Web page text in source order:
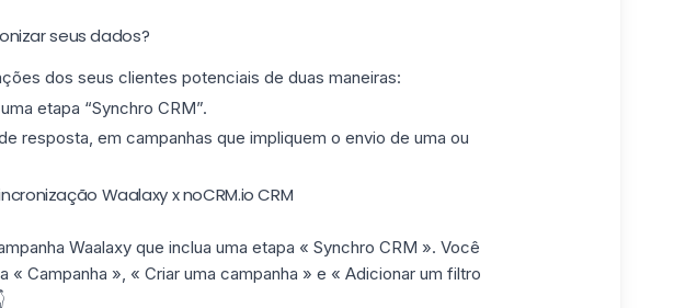
seus dados?
dos seus clientes potenciais de duas maneiras:
etapa “Synchro CRM”.
resposta, em campanhas que impliquem o envio de uma ou
Waalaxy x noCRM.io CRM
Waalaxyque inclua uma etapa « Synchro CRM ». Você
« Campanha », « Criar uma campanha » e « Adicionar um filtro